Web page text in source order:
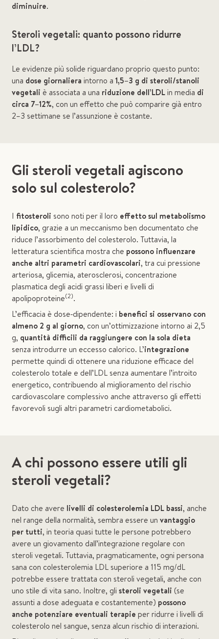
diminuire.
Steroli vegetali: quanto possono ridurre
l’LDL?
Le evidenze più solide riguardano proprio questo punto:
una dose giornaliera intorno a 1,5–3 g di steroli/stanoli
vegetali è associata a una riduzione dell’LDLin media di
circa 7–12%, con un effetto che può comparire già entro
2–3 settimane se l’assunzione è costante.
Gli steroli vegetali agiscono
solo sul colesterolo?
I fitosteroli sono noti per il loro effetto sul metabolismo
lipidico, grazie a un meccanismo ben documentato che
riduce l’assorbimento del colesterolo. Tuttavia, la
letteratura scientifica mostra che possono influenzare
anche altri parametri cardiovascolari, tra cui pressione
arteriosa, glicemia, aterosclerosi, concentrazione
plasmatica degli acidi grassi liberi e livelli di
apolipoproteine(2).
L’efficacia è dose‑dipendente: i benefici si osservano con
almeno 2 g al giorno, con un’ottimizzazione intorno ai 2,5
g, quantità difficili da raggiungere con la sola dieta
senza introdurre un eccesso calorico. L’integrazione
permette quindi di ottenere una riduzione efficace del
colesterolo totale e dell’LDL senza aumentare l’introito
energetico, contribuendo al miglioramento del rischio
cardiovascolare complessivo anche attraverso gli effetti
favorevoli sugli altri parametri cardiometabolici.
A chi possono essere utili gli
steroli vegetali?
Dato che avere livelli di colesterolemia LDL bassi, anche
nel range della normalità, sembra essere un vantaggio
per tutti, in teoria quasi tutte le persone potrebbero
avere un giovamento dall’integrazione regolare con
steroli vegetali. Tuttavia, pragmaticamente, ogni persona
sana con colesterolemia LDL superiore a 115 mg/dL
potrebbe essere trattata con steroli vegetali, anche con
uno stile di vita sano. Inoltre, gli steroli vegetali (se
assunti a dose adeguata e costantemente) possono
anche potenziare eventuali terapie per ridurre i livelli di
colesterolo nel sangue, senza alcun rischio di interazioni.